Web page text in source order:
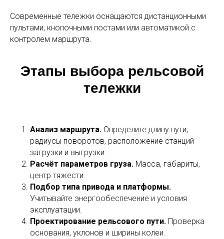
Современные тележки оснащаются дистанционными
пультами, кнопочными постами или автоматикой с
контролем маршрута.
Этапы выбора рельсовой
тележки
Анализ маршрута. Определите длину пути,
радиусы поворотов, расположение станций
загрузки и выгрузки.
Расчёт параметров груза. Масса, габариты,
центр тяжести.
Подбор типа привода и платформы.
Учитывайте энергообеспечение и условия
эксплуатации.
Проектирование рельсового пути. Проверка
основания, уклонов и ширины колеи.